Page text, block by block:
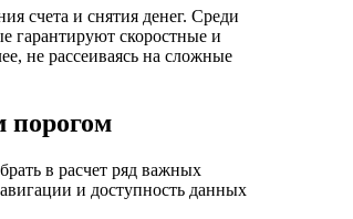
счета и снятия денег. Среди
гарантируют скоростные и
не рассеиваясь на сложные
порогом
в расчет ряд важных
и доступность данных